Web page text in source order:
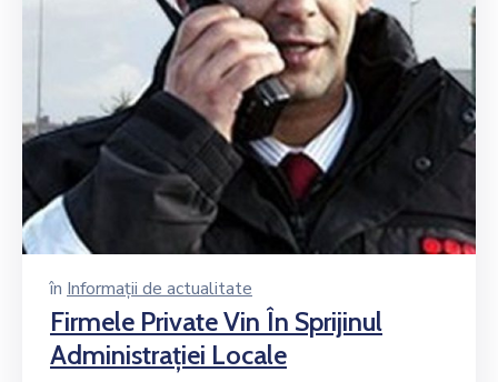
în Informații de actualitate
Firmele Private Vin În Sprijinul
Administraţiei Locale